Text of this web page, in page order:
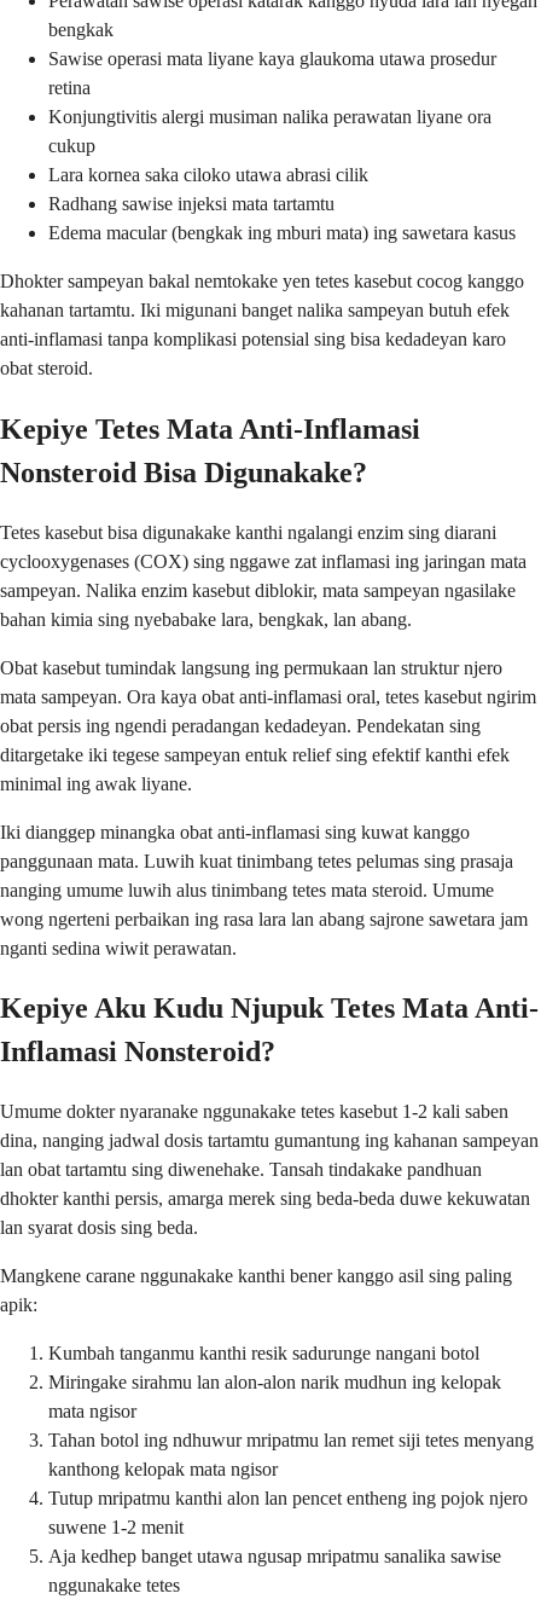
bengkak
Sawise operasi mata liyane kaya glaukoma utawa prosedur
retina
Konjungtivitis alergi musiman nalika perawatan liyane ora
cukup
Lara kornea saka ciloko utawa abrasi cilik
Radhang sawise injeksi mata tartamtu
Edema macular (bengkak ing mburi mata) ing sawetara kasus
Dhokter sampeyan bakal nemtokake yen tetes kasebut cocog kanggo
kahanan tartamtu. Iki migunani banget nalika sampeyan butuh efek
anti-inflamasi tanpa komplikasi potensial sing bisa kedadeyan karo
obat steroid.
Kepiye Tetes Mata Anti-Inflamasi
Nonsteroid Bisa Digunakake?
Tetes kasebut bisa digunakake kanthi ngalangi enzim sing diarani
cyclooxygenases (COX) sing nggawe zat inflamasi ing jaringan mata
sampeyan. Nalika enzim kasebut diblokir, mata sampeyan ngasilake
bahan kimia sing nyebabake lara, bengkak, lan abang.
Obat kasebut tumindak langsung ing permukaan lan struktur njero
mata sampeyan. Ora kaya obat anti-inflamasi oral, tetes kasebut ngirim
obat persis ing ngendi peradangan kedadeyan. Pendekatan sing
ditargetake iki tegese sampeyan entuk relief sing efektif kanthi efek
minimal ing awak liyane.
Iki dianggep minangka obat anti-inflamasi sing kuwat kanggo
panggunaan mata. Luwih kuat tinimbang tetes pelumas sing prasaja
nanging umume luwih alus tinimbang tetes mata steroid. Umume
wong ngerteni perbaikan ing rasa lara lan abang sajrone sawetara jam
nganti sedina wiwit perawatan.
Kepiye Aku Kudu Njupuk Tetes Mata Anti-
Inflamasi Nonsteroid?
Umume dokter nyaranake nggunakake tetes kasebut 1-2 kali saben
dina, nanging jadwal dosis tartamtu gumantung ing kahanan sampeyan
lan obat tartamtu sing diwenehake. Tansah tindakake pandhuan
dhokter kanthi persis, amarga merek sing beda-beda duwe kekuwatan
lan syarat dosis sing beda.
Mangkene carane nggunakake kanthi bener kanggo asil sing paling
apik:
Kumbah tanganmu kanthi resik sadurunge nangani botol
Miringake sirahmu lan alon-alon narik mudhun ing kelopak
mata ngisor
Tahan botol ing ndhuwur mripatmu lan remet siji tetes menyang
kanthong kelopak mata ngisor
Tutup mripatmu kanthi alon lan pencet entheng ing pojok njero
suwene 1-2 menit
Aja kedhep banget utawa ngusap mripatmu sanalika sawise
nggunakake tetes